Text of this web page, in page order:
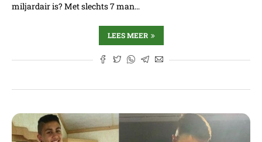
miljardair is? Met slechts 7 man…
LEES MEER